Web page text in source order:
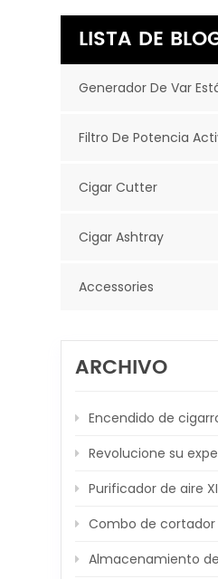
LISTA DE
Generador De Var
Filtro De Potencia
Cigar Cutter
Cigar Ashtray
Accessories
ARCHIVO
Encendido de cigarros sin esfuerzo con
Revolucione su experiencia con los cigarros con el
Purificador de aire XIFEI: creación de una atmósfera propicia
Combo de cortador de encendedor de cigarros de lujo
Almacenamiento de puros de lujo: juego de humidores de